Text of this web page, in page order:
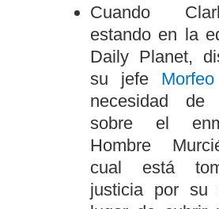
Cuando
estando en la
Daily Planet,
su jefe Morfeo
necesidad de
sobre el
Hombre
cual está
justicia por su